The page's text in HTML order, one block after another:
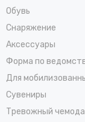
Обувь
Снаряжение
Аксессуары
Форма по
Для
Сувениры
Тревожный